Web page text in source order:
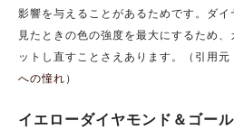
影響を与えることがあるためです。ダ
見たときの色の強度を最大にするため
ットし直すことさえあります。（引用元
への憧れ）
イエローダイヤモンド＆ゴー